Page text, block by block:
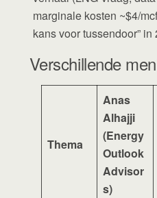
marginale kosten ~$4/
kans voor tussendoor”
Verschillende
Thema
Anas
Alhajji
(Energy
Outlook
Advisor
s)